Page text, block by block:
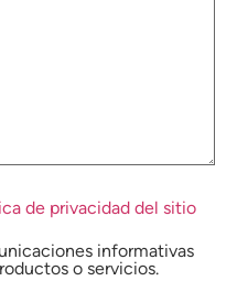
de privacidad del sitio
informativas
o servicios.